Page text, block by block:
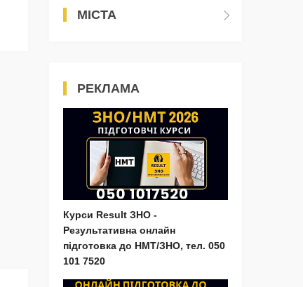
МІСТА
РЕКЛАМА
Курси Result ЗНО -
Результативна онлайн
підготовка до НМТ/ЗНО, тел. 050
101 7520